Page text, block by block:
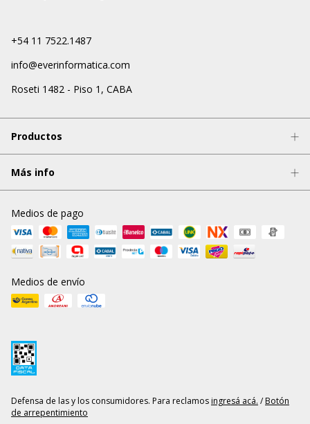
+54 11 7522.1487
info@everinformatica.com
Roseti 1482 - Piso 1, CABA
Productos
Más info
Medios de pago
Medios de envío
Defensa de las y los consumidores. Para reclamos ingresá acá. / Botón
de arrepentimiento